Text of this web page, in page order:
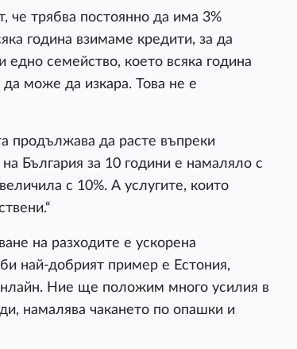
че трябва постоянно да има 3%
година взимаме кредити, за да
семейство, което всяка година
да може да изкара. Това не е
продължава да расте въпреки
България за 10 години е намаляло с
с 10%. А услугите, които
на разходите е ускорена
най-добрият пример е Естония,
Ние ще положим много усилия в
намалява чакането по опашки и